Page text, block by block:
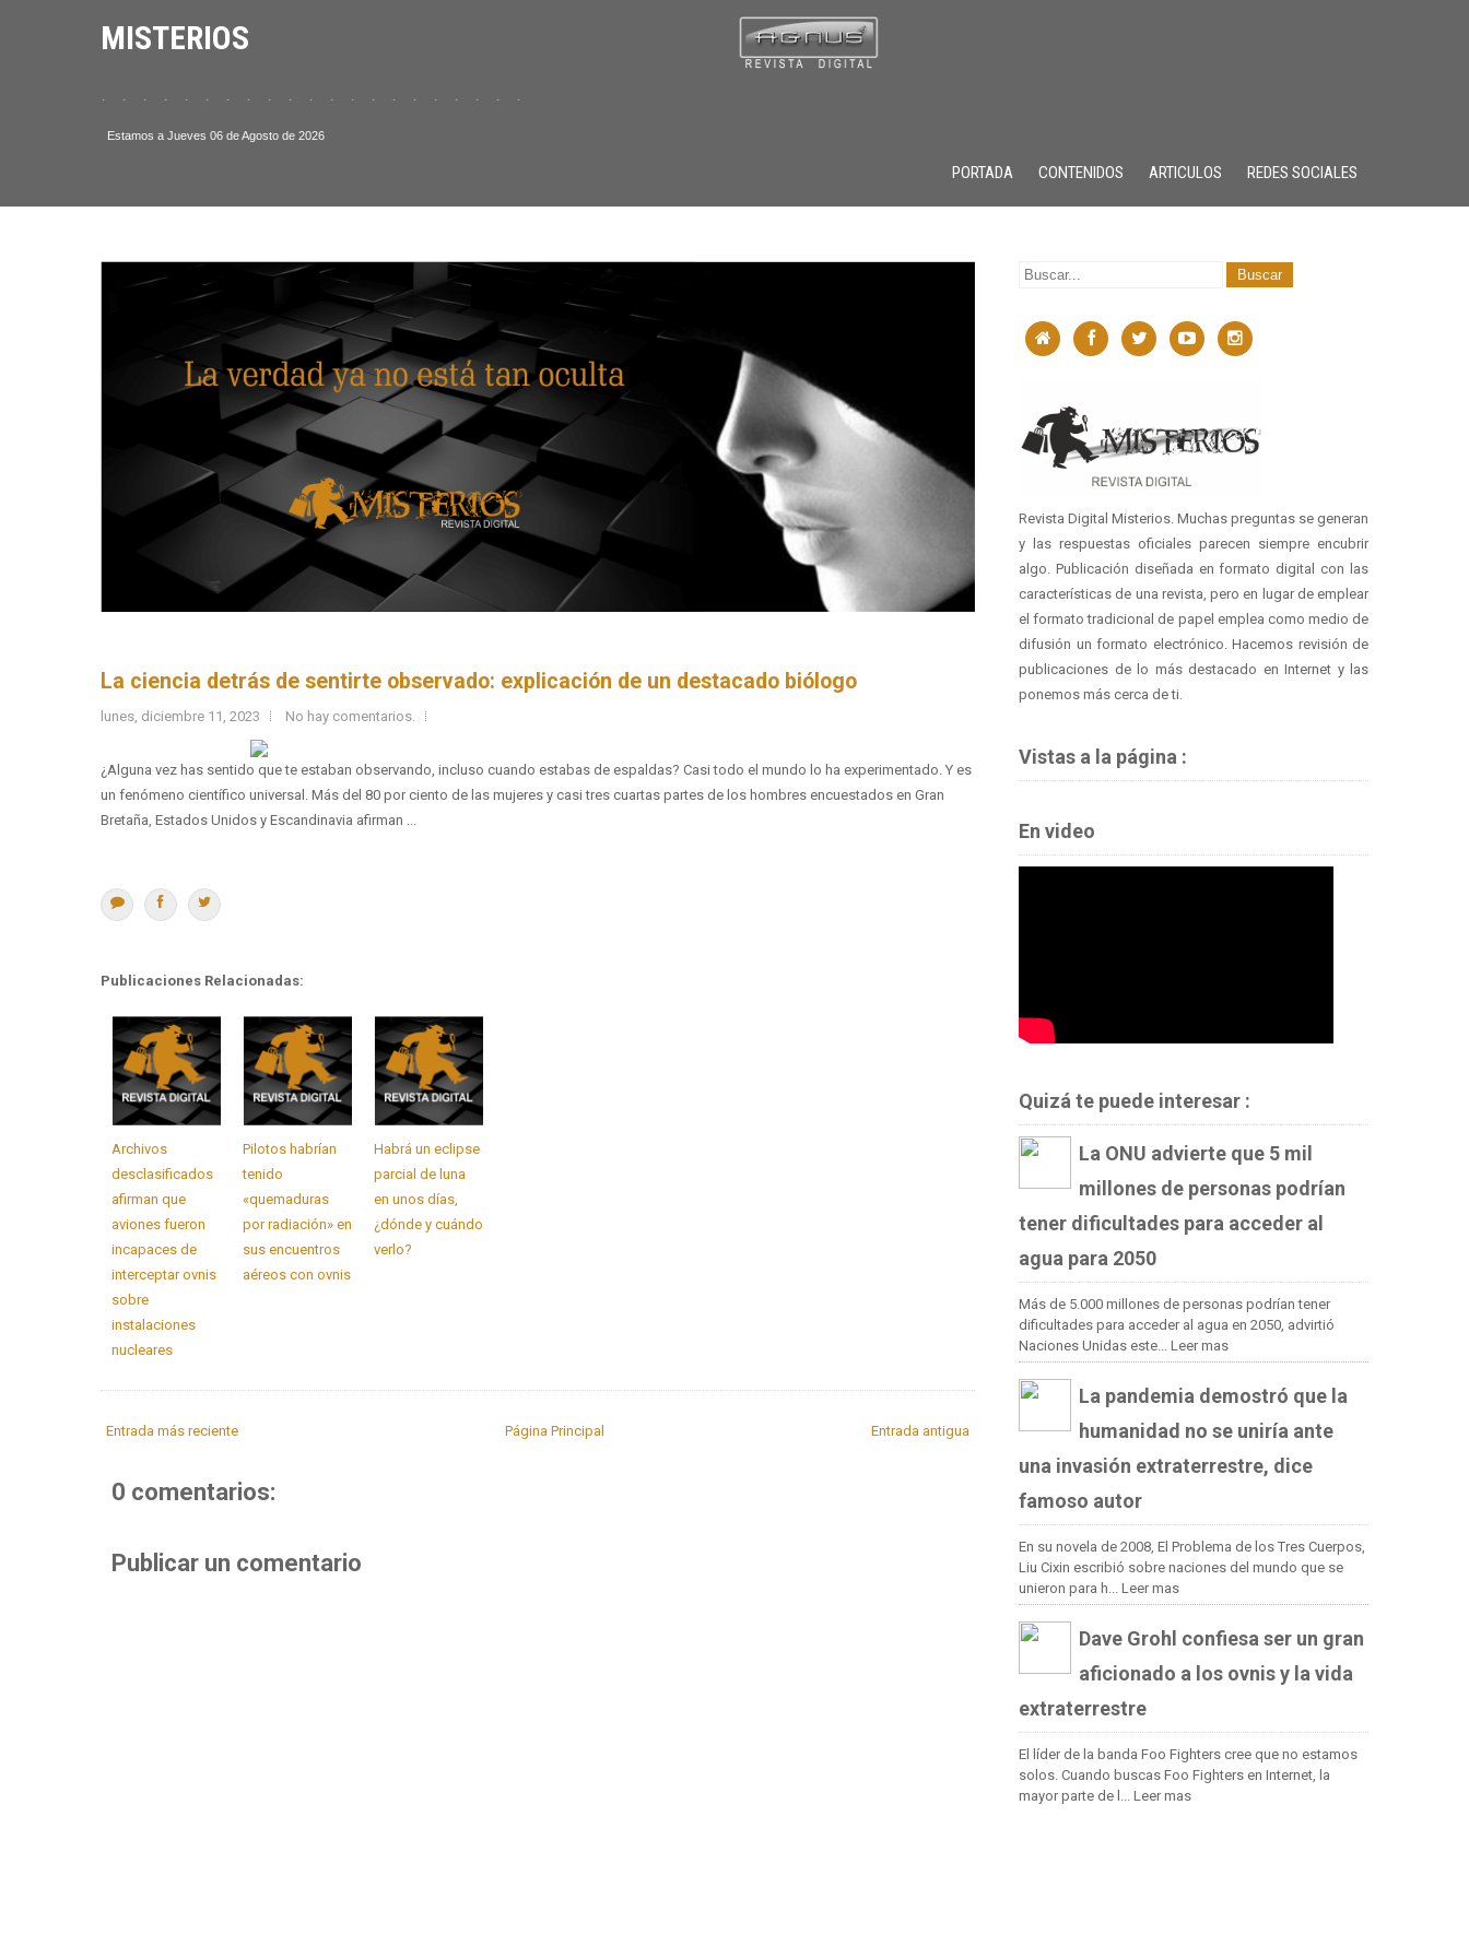
MISTERIOS
. . . . . . . . . . . . . . . . . . . . . . . . . .
Estamos a Jueves 06 de Agosto de 2026
PORTADA CONTENIDOS ARTICULOS REDES SOCIALES
La ciencia detrás de sentirte observado: explicación de un destacado biólogo
lunes, diciembre 11, 2023 No hay comentarios.
¿Alguna vez has sentido que te estaban observando, incluso cuando estabas de espaldas? Casi todo el mundo lo ha experimentado. Y es
un fenómeno científico universal. Más del 80 por ciento de las mujeres y casi tres cuartas partes de los hombres encuestados en Gran
Bretaña, Estados Unidos y Escandinavia afirman ...
Publicaciones Relacionadas:
Archivos
desclasificados
afirman que
aviones fueron
incapaces de
interceptar ovnis
sobre
instalaciones
nucleares
Pilotos habrían
tenido
«quemaduras
por radiación» en
sus encuentros
aéreos con ovnis
Habrá un eclipse
parcial de luna
en unos días,
¿dónde y cuándo
verlo?
Entrada más reciente Entrada antigua
Página Principal
0 comentarios:
Publicar un comentario
Revista Digital Misterios. Muchas preguntas se generan
y las respuestas oficiales parecen siempre encubrir
algo. Publicación diseñada en formato digital con las
características de una revista, pero en lugar de emplear
el formato tradicional de papel emplea como medio de
difusión un formato electrónico. Hacemos revisión de
publicaciones de lo más destacado en Internet y las
ponemos más cerca de ti.
Vistas a la página :
En video
Quizá te puede interesar :
La ONU advierte que 5 mil
millones de personas podrían
tener dificultades para acceder al
agua para 2050
Más de 5.000 millones de personas podrían tener
dificultades para acceder al agua en 2050, advirtió
Naciones Unidas este... Leer mas
La pandemia demostró que la
humanidad no se uniría ante
una invasión extraterrestre, dice
famoso autor
En su novela de 2008, El Problema de los Tres Cuerpos,
Liu Cixin escribió sobre naciones del mundo que se
unieron para h... Leer mas
Dave Grohl confiesa ser un gran
aficionado a los ovnis y la vida
extraterrestre
El líder de la banda Foo Fighters cree que no estamos
solos. Cuando buscas Foo Fighters en Internet, la
mayor parte de l... Leer mas